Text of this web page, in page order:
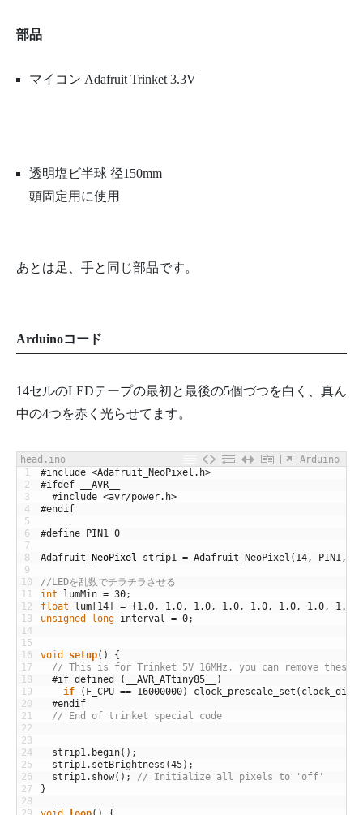
部品
マイコン Adafruit Trinket 3.3V
透明塩ビ半球 径150mm
頭固定用に使用
あとは足、手と同じ部品です。
Arduinoコード
14セルのLEDテープの最初と最後の5個づつを白く、真ん
中の4つを赤く光らせてます。
head.ino
Arduino
1
2
3
4
5
6
7
8
9
10
11
12
13
14
15
16
17
18
19
20
21
22
23
24
25
26
27
28
#include <Adafruit_NeoPixel.h>
#ifdef __AVR__
#include <avr/power.h>
#endif
#define PIN1 0
Adafruit NeoPixel strip1 = Adafruit_NeoPixel ( 14, PIN1,
//LEDを乱数でチラチラさせる
int
lumMin = 30;
float
lum 14 = { 1.0, 1.0, 1.0, 1.0, 1.0, 1.0, 1.0, 1.0
unsigned
long interval = 0;
void setup( )
{
// This is for Trinket 5V 16MHz, you can remove
#if defined (__AVR_ATtiny85__)
if
( F_CPU == 16000000) clock_prescale_set ( clock_div_1
#endif
// End of trinket special code
strip1. begin( ) ;
strip1. setBrightness (45) ;
strip1. show( ) ;
// Initialize all pixels to 'off'
}